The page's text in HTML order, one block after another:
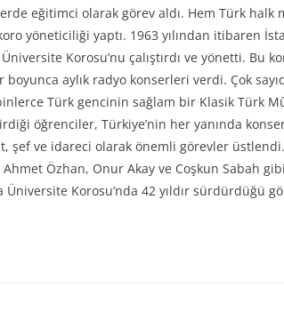
eğitimci olarak görev aldı. Hem Türk halk
yöneticiliği yaptı. 1963 yılından itibaren
Korosu’nu çalıştırdı ve yönetti. Bu
boyunca aylık radyo konserleri verdi. Çok
Türk gencinin sağlam bir Klasik Türk
öğrenciler, Türkiye’nin her yanında
şef ve idareci olarak önemli görevler
Ahmet Özhan, Onur Akay ve Coşkun Sabah
Üniversite Korosu’nda 42 yıldır sürdürdüğü